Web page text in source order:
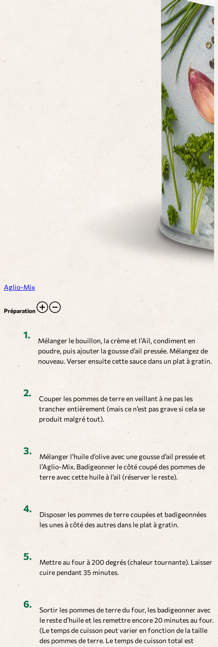
Aglio-Mix
Préparation
Mélanger le bouillon, la crème et l’Ail, condiment en
poudre, puis ajouter la gousse d’ail pressée. Mélangez de
nouveau. Verser ensuite cette sauce dans un plat à gratin.
Couper les pommes de terre en veillant à ne pas les
trancher entièrement (mais ce n’est pas grave si cela se
produit malgré tout).
Mélanger l’huile d’olive avec une gousse d’ail pressée et
l’Aglio-Mix. Badigeonner le côté coupé des pommes de
terre avec cette huile à l’ail (réserver le reste).
Disposer les pommes de terre coupées et badigeonnées
les unes à côté des autres dans le plat à gratin.
Mettre au four à 200 degrés (chaleur tournante). Laisser
cuire pendant 35 minutes.
Sortir les pommes de terre du four, les badigeonner avec
le reste d’huile et les remettre encore 20 minutes au four.
(Le temps de cuisson peut varier en fonction de la taille
des pommes de terre. Le temps de cuisson total est